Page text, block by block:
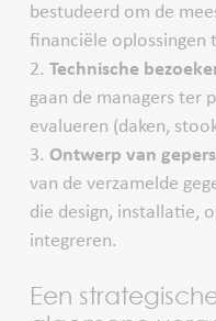
bestudeerd om de
financiële oplossingen
Technische
gaan de managers ter
evalueren (daken,
Ontwerp van
van de verzamelde
die design, installatie,
integreren.
Een